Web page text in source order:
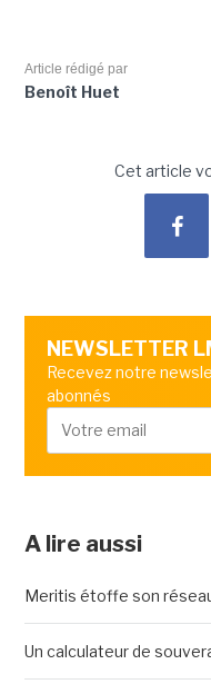
Article rédigé par
Benoît Huet
Cet article
NEWSLETTER
Recevez notre
abonnés
A lire aussi
Meritis étoffe son
Un calculateur de